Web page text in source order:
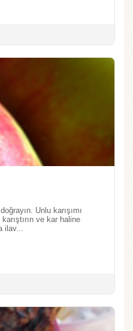
Unlu karışımı
ve kar haline